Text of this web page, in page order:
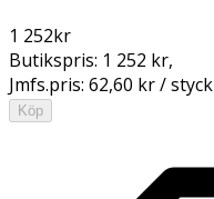
1 252kr
Butikspris: 1 252 kr,
Jmfs.pris: 62,60 kr / styck
Köp